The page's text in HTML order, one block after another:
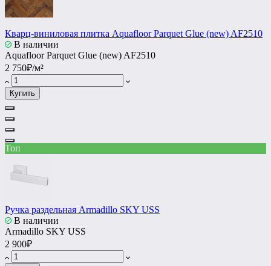
Кварц-виниловая плитка Aquafloor Parquet Glue (new) AF2510
В наличии
Aquafloor Parquet Glue (new) AF2510
2 750₽/м²
Купить
Топ
Ручка раздельная Armadillo SKY USS
В наличии
Armadillo SKY USS
2 900₽